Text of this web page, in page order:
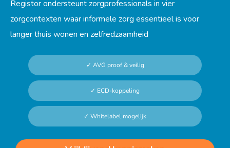
Registor ondersteunt zorgprofessionals in vier
zorgcontexten waar informele zorg essentieel is voor
langer thuis wonen en zelfredzaamheid
✓ AVG proof & veilig
✓ ECD-koppeling
✓ Whitelabel mogelijk